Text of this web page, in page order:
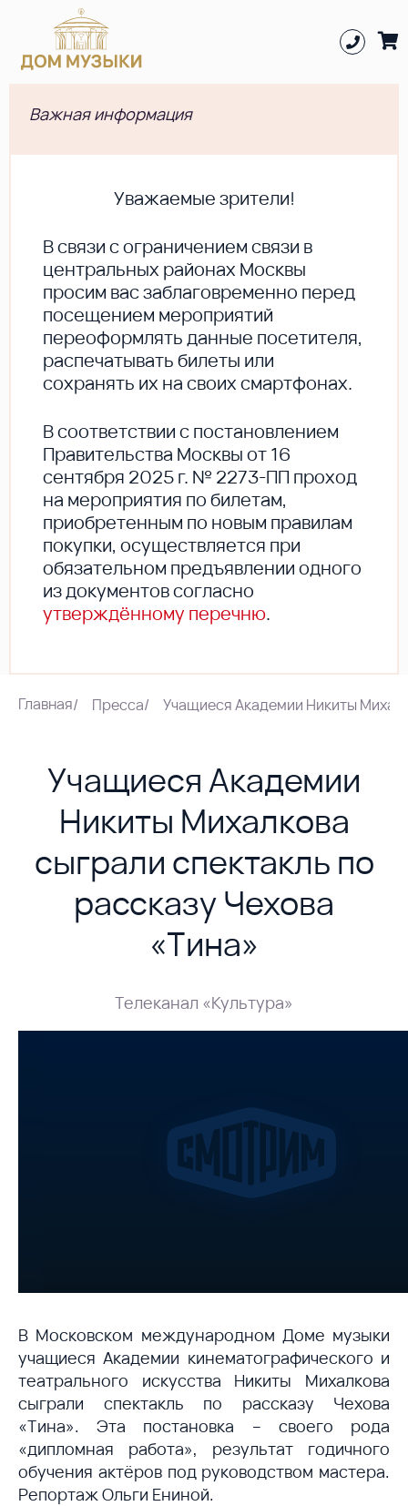
Важная информация
Уважаемые зрители!
В cвязи с ограничением связи в
центральных районах Москвы
просим вас заблаговременно перед
посещением мероприятий
переоформлять данные посетителя,
распечатывать билеты или
сохранять их на своих смартфонах.
В соответствии с постановлением
Правительства Москвы от 16
сентября 2025 г. № 2273-ПП проход
на мероприятия по билетам,
приобретенным по новым правилам
покупки, осуществляется при
обязательном предъявлении одного
из документов согласно
утверждённому перечню.
Главная/ Пресса/ Учащиеся Академии Никиты
Учащиеся Академии
Никиты Михалкова
сыграли спектакль по
рассказу Чехова
«Тина»
Телеканал «Культура»
В Московском международном Доме музыки
учащиеся Академии кинематографического и
театрального искусства Никиты Михалкова
сыграли спектакль по рассказу Чехова
«Тина». Эта постановка – своего рода
«дипломная работа», результат годичного
обучения актёров под руководством мастера.
Репортаж Ольги Ениной.